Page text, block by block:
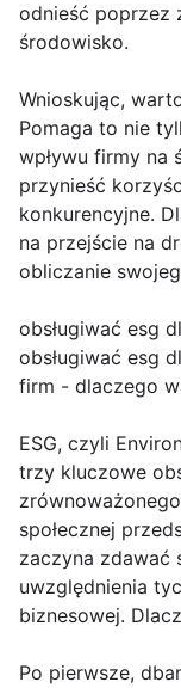
odnieść poprzez
środowisko.
Wnioskując,
Pomaga to nie
wpływu firmy na
przynieść
konkurencyjne.
na przejście na
obliczanie
obsługiwać esg
obsługiwać esg
firm - dlaczego
ESG, czyli
trzy kluczowe
społecznej
zaczyna zdawać
uwzględnienia
biznesowej.
Po pierwsze,